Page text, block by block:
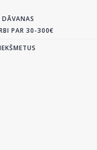
DĀVANAS
PAR 30-300€